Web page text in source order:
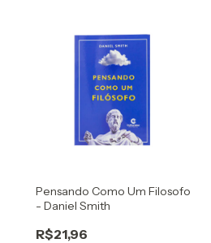
Pensando Como Um Filosofo
- Daniel Smith
R$21,96